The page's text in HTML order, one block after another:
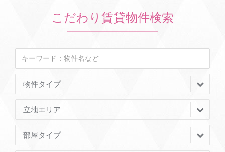
こだわり賃貸物件検索
物件タイプ
立地エリア
部屋タイプ